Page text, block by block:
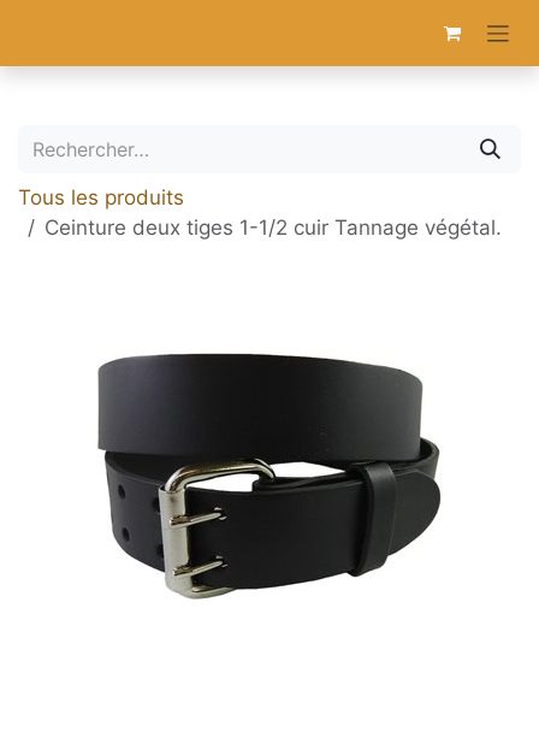
Tous les produits
Ceinture deux tiges 1-1/2 cuir Tannage végétal.